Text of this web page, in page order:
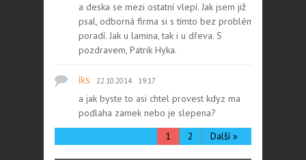
a deska se mezi ostatní vlepí. Jak jsem již
psal, odborná firma si s tímto bez problémů
poradí. Jak u lamina, tak i u dřeva. S
pozdravem, Patrik Hyka.
iks 22.10.2014 19:17
a jak byste to asi chtel provest kdyz ma
podlaha zamek nebo je slepena?
1
2 Další »